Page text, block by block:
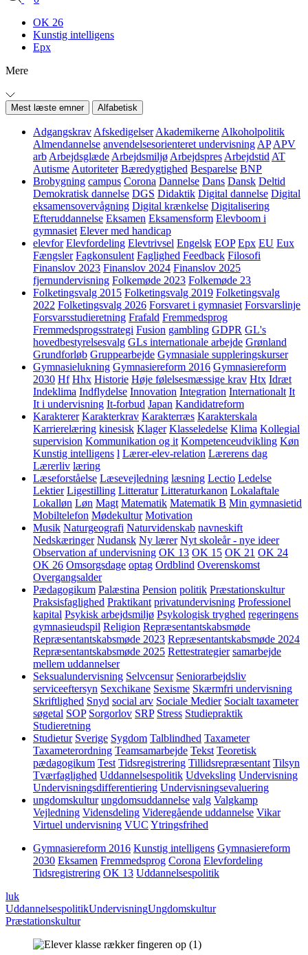
OK 26
Kunstig intelligens
Epx
Mere
Mest læste emner Alfabetisk
Adgangskrav Afskedigelser Akademikerne Alkoholpolitik
Almendannelse anvendelsesorienteret undervisning AP APV
arb Arbejdsglæde Arbejdsmiljø Arbejdspres Arbejdstid AT
Autisme Autoriteter Bæredygtighed Besparelse BNP
Brobygning campus Corona Dannelse Dans Dansk Deltid
Demokratisk dannelse DGS Didaktik Digital dannelse Digital
eksamensovervågning Digital krænkelse Digitalisering
Efteruddannelse Eksamen Eksamensform Elevboom i
gymnasiet Elever med handicap
elevfor Elevfordeling Elevtrivsel Engelsk EOP Epx EU Eux
Fængsler Fagkonsulent Faglighed Feedback Filosofi
Finanslov 2023 Finanslov 2024 Finanslov 2025
fjernundervisning Folkemøde 2023 Folkemøde 23
Folketingsvalg 2015 Folketingsvalg 2019 Folketingsvalg
2022 Folketingsvalg 2026 Forsvaret i gymnasiet Forsvarslinje
Forsvarsstudieretning Frafald Fremmedsprog
Fremmedsprogsstrategi Fusion gambling GDPR GL's
hovedbestyrelsesvalg GLs internationale arbejde Grønland
Grundforløb Gruppearbejde Gymnasiale suppleringskurser
Gymnasielukning Gymnasiereform 2016 Gymnasiereform
2030 Hf Hhx Historie Høje følelsesmæssige krav Htx Idræt
Indeklima Indflydelse Innovation Integration Internationalt It
It i undervisning It-forbud Japan Kandidatreform
Karakterer Karakterkrav Karakterræs Karakterskala
Karrierelæring kinesisk Klager Klasseledelse Klima Kollegial
supervision Kommunikation og it Kompetenceudvikling Køn
Kunstig intelligens l Lærer-elev-relation Lærerens dag
Lærerliv læring
Læseforståelse Læsevejledning læsning Lectio Ledelse
Lektier Ligestilling Litteratur Litteraturkanon Lokalaftale
Lokalløn Løn Magt Matematik Matematik B Min gymnasietid
Mobiltelefon Mødekultur Motivation
Musik Naturgeografi Naturvidenskab navneskift
Nedskæringer Nudansk Ny lærer Nyt skoleår - nye ideer
Observation af undervisning OK 13 OK 15 OK 21 OK 24
OK 26 Omsorgsdage optag Ordblind Overenskomst
Overgangsalder
Pædagogikum Palæstina Pension politik Præstationskultur
Praksisfaglighed Praktikant privatundervisning Professionel
kapital Psykisk arbejdsmiljø Psykologisk tryghed regeringens
gymnasieudspil Religion Repræsentantskabsmøde
Repræsentantskabsmøde 2023 Repræsentantskabsmøde 2024
Repræsentantskabsmøde 2025 Rettestrategier samarbejde
mellem uddannelser
Seksualundervisning Selvcensur Seniorarbejdsliv
serviceeftersyn Sexchikane Sexisme Skærmfri undervisning
Skriftlighed Snyd social arv Sociale Medier Socialt taxameter
søgetal SOP Sorgorlov SRP Stress Studiepraktik
Studieretning
Studietur Sverige Sygdom Talblindhed Taxameter
Taxameterordning Teamsamarbejde Tekst Teoretisk
pædagogikum Test Tidsregistrering Tillidsrepræsentant Tilsyn
Tværfaglighed Uddannelsespolitik Udveksling Undervisning
Undervisningsdifferentiering Undervisningsevaluering
ungdomskultur ungdomsuddannelse valg Valgkamp
Vejledning Vidensdeling Videregående uddannelse Vikar
Virtuel undervisning VUC Ytringsfrihed
Gymnasiereform 2016 Kunstig intelligens Gymnasiereform
2030 Eksamen Fremmedsprog Corona Elevfordeling
Tidsregistrering OK 13 Uddannelsespolitik
luk
UddannelsespolitikUndervisningUngdomskultur
Præstationskultur